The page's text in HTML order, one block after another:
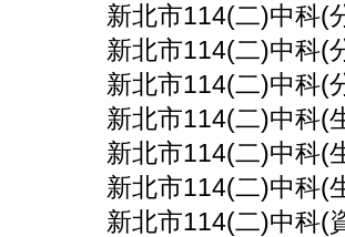
新北市114(二)中科(
新北市114(二)中科(
新北市114(二)中科(
新北市114(二)中科(
新北市114(二)中科(
新北市114(二)中科(
新北市114(二)中科(